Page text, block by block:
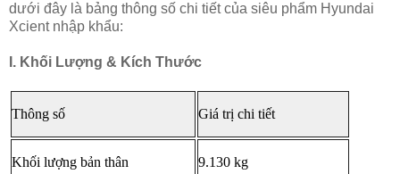
dưới đây là bảng thông số chi tiết của siêu phẩm Hyundai
Xcient nhập khẩu:
I. Khối Lượng & Kích Thước
Thông số Giá trị chi tiết
Khối lượng bản thân 9.130 kg